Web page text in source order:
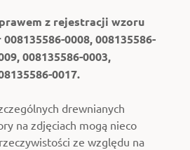
z rejestracji wzoru
0008, 008135586-
008135586-0003,
0017.
drewnianych
na zdjęciach mogą nieco
ze względu na